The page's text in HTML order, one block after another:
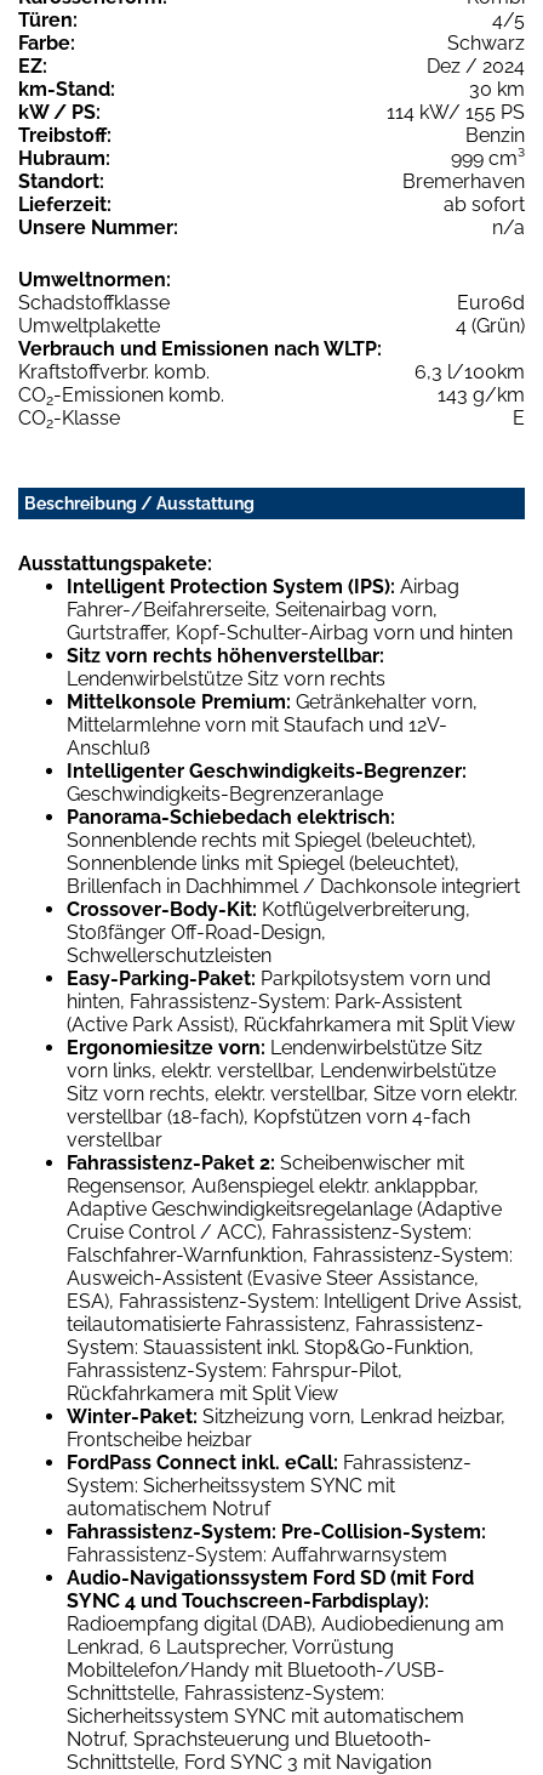
Türen:
4/5
Farbe:
Schwarz
EZ:
Dez / 2024
km-Stand:
30 km
kW / PS:
114 kW/ 155 PS
Treibstoff:
Benzin
Hubraum:
999 cm³
Standort:
Bremerhaven
Lieferzeit:
ab sofort
Unsere Nummer:
n/a
Umweltnormen:
Schadstoffklasse
Euro6d
Umweltplakette
4 (Grün)
Verbrauch und Emissionen nach WLTP:
Kraftstoffverbr. komb.
6,3 l/100km
CO2-Emissionen komb.
143 g/km
CO2-Klasse E
Beschreibung / Ausstattung
Ausstattungspakete:
Intelligent Protection System (IPS): Airbag
Fahrer-/Beifahrerseite, Seitenairbag vorn,
Gurtstraffer, Kopf-Schulter-Airbag vorn und hinten
Sitz vorn rechts höhenverstellbar:
Lendenwirbelstütze Sitz vorn rechts
Mittelkonsole Premium: Getränkehalter vorn,
Mittelarmlehne vorn mit Staufach und 12V-
Anschluß
Intelligenter Geschwindigkeits-Begrenzer:
Geschwindigkeits-Begrenzeranlage
Panorama-Schiebedach elektrisch:
Sonnenblende rechts mit Spiegel (beleuchtet),
Sonnenblende links mit Spiegel (beleuchtet),
Brillenfach in Dachhimmel / Dachkonsole integriert
Crossover-Body-Kit: Kotflügelverbreiterung,
Stoßfänger Off-Road-Design,
Schwellerschutzleisten
Easy-Parking-Paket: Parkpilotsystem vorn und
hinten, Fahrassistenz-System: Park-Assistent
(Active Park Assist), Rückfahrkamera mit Split View
Ergonomiesitze vorn: Lendenwirbelstütze Sitz
vorn links, elektr. verstellbar, Lendenwirbelstütze
Sitz vorn rechts, elektr. verstellbar, Sitze vorn elektr.
verstellbar (18-fach), Kopfstützen vorn 4-fach
verstellbar
Fahrassistenz-Paket 2: Scheibenwischer mit
Regensensor, Außenspiegel elektr. anklappbar,
Adaptive Geschwindigkeitsregelanlage (Adaptive
Cruise Control / ACC), Fahrassistenz-System:
Falschfahrer-Warnfunktion, Fahrassistenz-System:
Ausweich-Assistent (Evasive Steer Assistance,
ESA), Fahrassistenz-System: Intelligent Drive Assist,
teilautomatisierte Fahrassistenz, Fahrassistenz-
System: Stauassistent inkl. Stop&Go-Funktion,
Fahrassistenz-System: Fahrspur-Pilot,
Rückfahrkamera mit Split View
Winter-Paket: Sitzheizung vorn, Lenkrad heizbar,
Frontscheibe heizbar
FordPass Connect inkl. eCall: Fahrassistenz-
System: Sicherheitssystem SYNC mit
automatischem Notruf
Fahrassistenz-System: Pre-Collision-System:
Fahrassistenz-System: Auffahrwarnsystem
Audio-Navigationssystem Ford SD (mit Ford
SYNC 4 und Touchscreen-Farbdisplay):
Radioempfang digital (DAB), Audiobedienung am
Lenkrad, 6 Lautsprecher, Vorrüstung
Mobiltelefon/Handy mit Bluetooth-/USB-
Schnittstelle, Fahrassistenz-System:
Sicherheitssystem SYNC mit automatischem
Notruf, Sprachsteuerung und Bluetooth-
Schnittstelle, Ford SYNC 3 mit Navigation